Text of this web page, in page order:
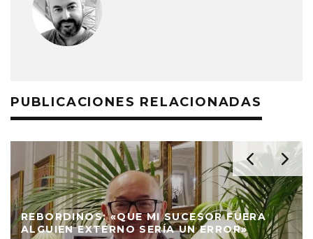
PUBLICACIONES RELACIONADAS
REBORDINOS: «QUE MI SUCESOR FUERA
ALGUIEN EXTERNO SERÍA UN ERROR»